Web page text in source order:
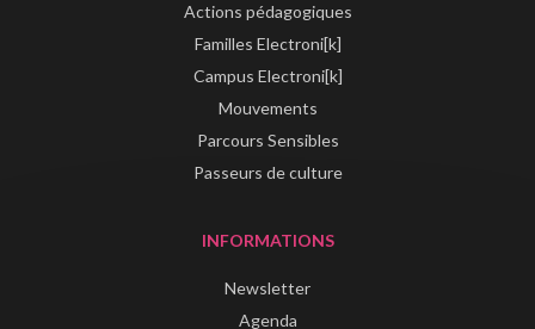
Actions pédagogiques
Familles Electroni[k]
Campus Electroni[k]
Mouvements
Parcours Sensibles
Passeurs de culture
INFORMATIONS
Newsletter
Agenda